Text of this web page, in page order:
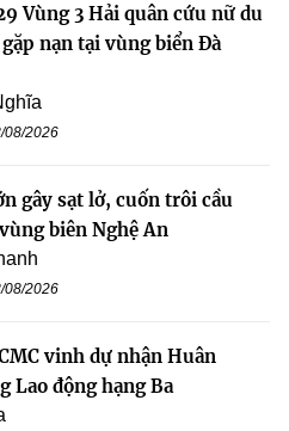
Vùng 3 Hải quân cứu nữ du
nạn tại vùng biển Đà
08/2026
gây sạt lở, cuốn trôi cầu
biên Nghệ An
08/2026
vinh dự nhận Huân
Lao động hạng Ba